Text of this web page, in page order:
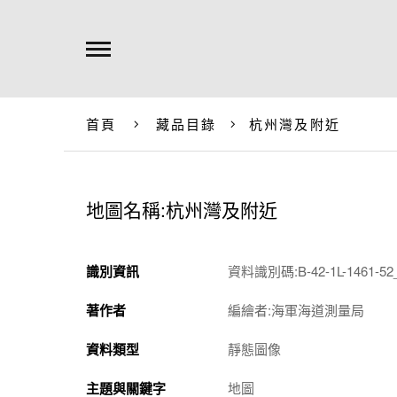
首頁 藏品目錄 杭州灣及附近
地圖名稱:杭州灣及附近
識別資訊 資料識別碼:B-42-1L-1461-
著作者 編繪者:海軍海道測量局
資料類型 靜態圖像
主題與關鍵字 地圖